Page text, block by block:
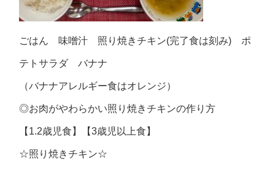
ごはん 味噌汁 照り焼きチキン(完了食は刻み) ポ
テトサラダ バナナ
（バナナアレルギー食はオレンジ）
◎お肉がやわらかい照り焼きチキンの作り方
【1.2歳児食】【3歳児以上食】
☆照り焼きチキン☆